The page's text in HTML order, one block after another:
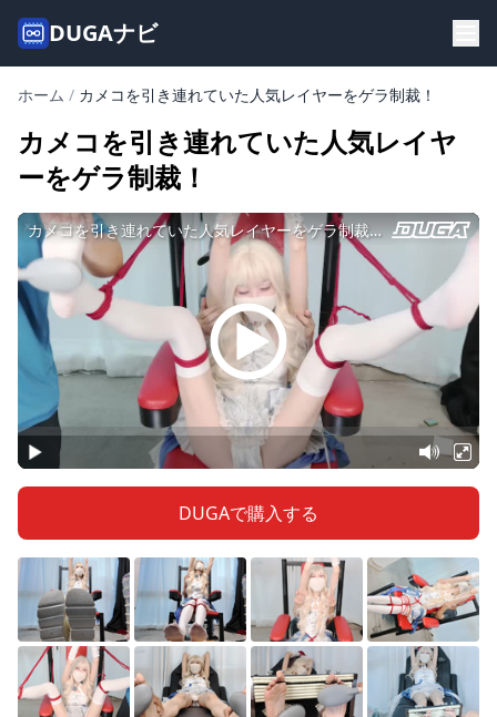
DUGAナビ
ホーム / カメコを引き連れていた人気レイヤーをゲラ制裁！
カメコを引き連れていた人気レイヤ
ーをゲラ制裁！
DUGAで購入する